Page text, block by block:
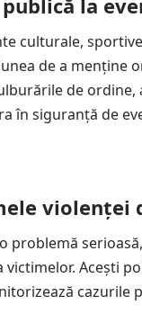
culturale,
de a menține
de
în siguranță de
violenței
problemă
victimelor. Acești
cazurile